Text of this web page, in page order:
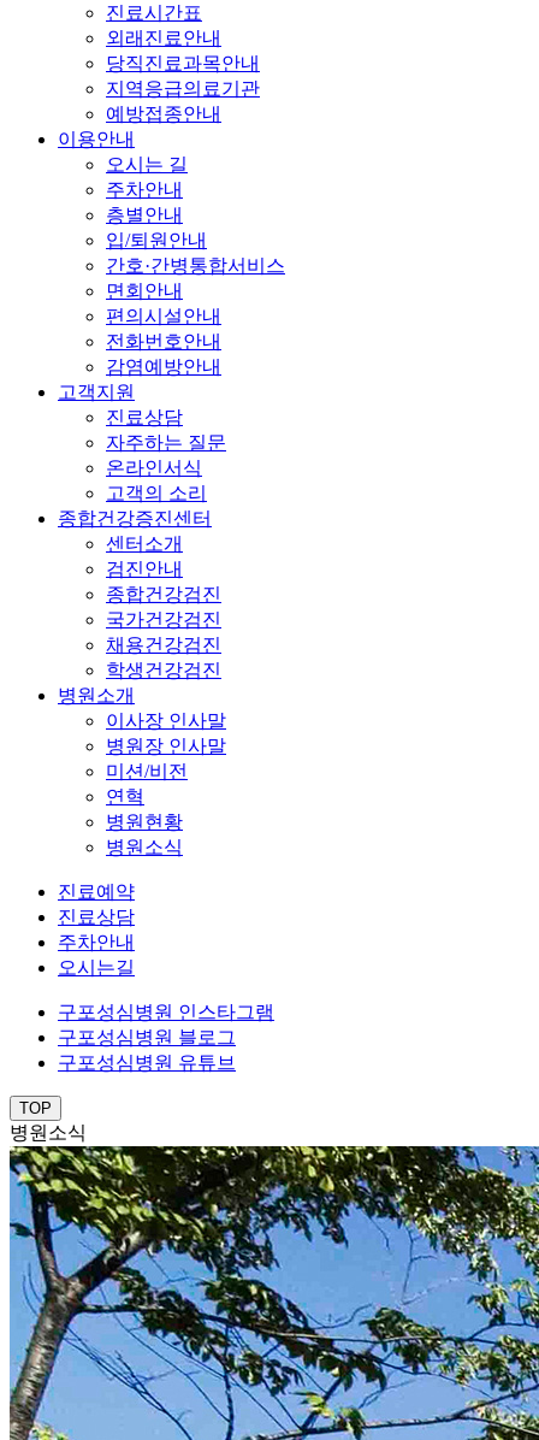
진료시간표
외래진료안내
당직진료과목안내
지역응급의료기관
예방접종안내
이용안내
오시는 길
주차안내
층별안내
입/퇴원안내
간호·간병통합서비스
면회안내
편의시설안내
전화번호안내
감염예방안내
고객지원
진료상담
자주하는 질문
온라인서식
고객의 소리
종합건강증진센터
센터소개
검진안내
종합건강검진
국가건강검진
채용건강검진
학생건강검진
병원소개
이사장 인사말
병원장 인사말
미션/비전
연혁
병원현황
병원소식
진료예약
진료상담
주차안내
오시는길
구포성심병원 인스타그램
구포성심병원 블로그
구포성심병원 유튜브
TOP
병원소식